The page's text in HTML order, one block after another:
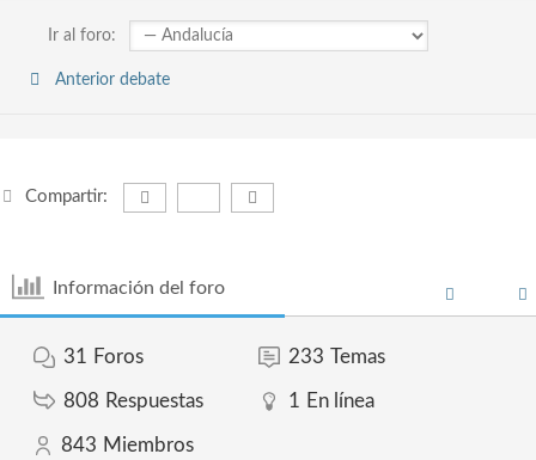
Ir al foro:
Anterior debate
Compartir:
Información del foro
31 Foros 233 Temas
808 Respuestas 1 En línea
843 Miembros